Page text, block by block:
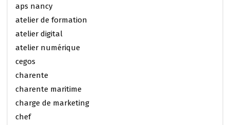
aps nancy
atelier de formation
atelier digital
atelier numérique
cegos
charente
charente maritime
charge de marketing
chef